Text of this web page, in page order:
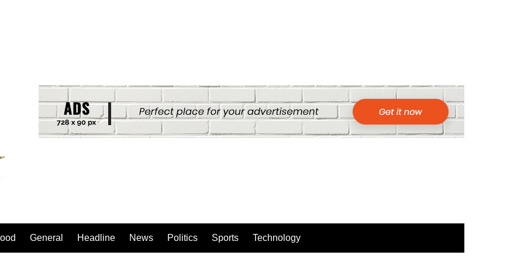
General Headline News Politics Sports Technology